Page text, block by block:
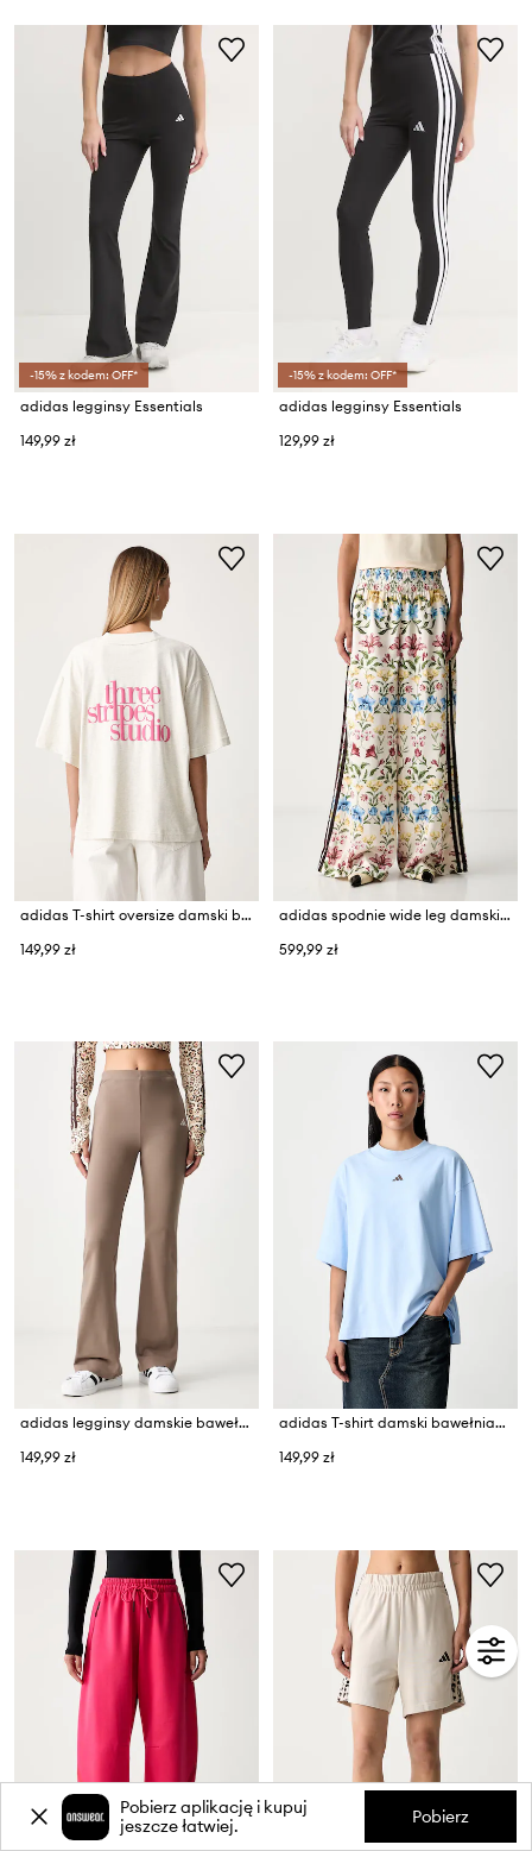
-15% z kodem: OFF*
adidas legginsy Essentials
149,99 zł
-15% z kodem: OFF*
adidas legginsy Essentials
129,99 zł
adidas T-shirt oversize damski bawełniany Essentials
149,99 zł
adidas spodnie wide leg damskie x Farm Rio
599,99 zł
adidas legginsy damskie bawełniane z elastanem Soft Lux
149,99 zł
adidas T-shirt damski bawełniany Essentials
149,99 zł
Pobierz aplikację i kupuj
jeszcze łatwiej.
Pobierz